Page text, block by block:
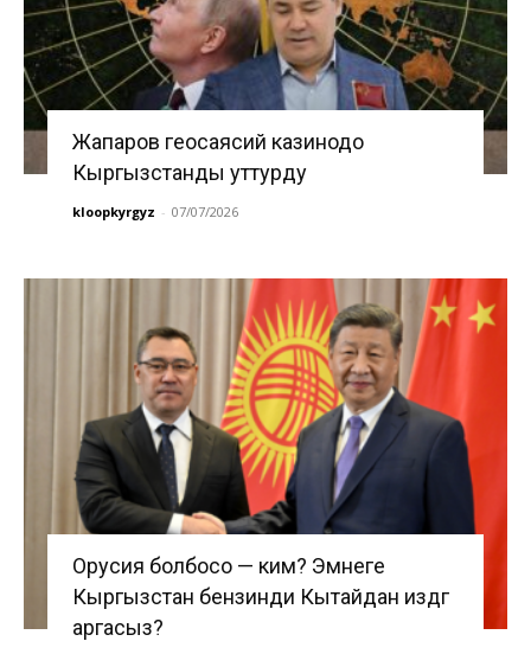
Жапаров геосаясий казинодо
Кыргызстанды уттурду
kloopkyrgyz - 07/07/2026
Орусия болбосо — ким? Эмнеге
Кыргызстан бензинди Кытайдан издөөгө
аргасыз?